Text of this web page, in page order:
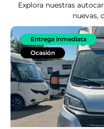
Explora nuestras
nuevas,
Entrega inmediata
Ocasión